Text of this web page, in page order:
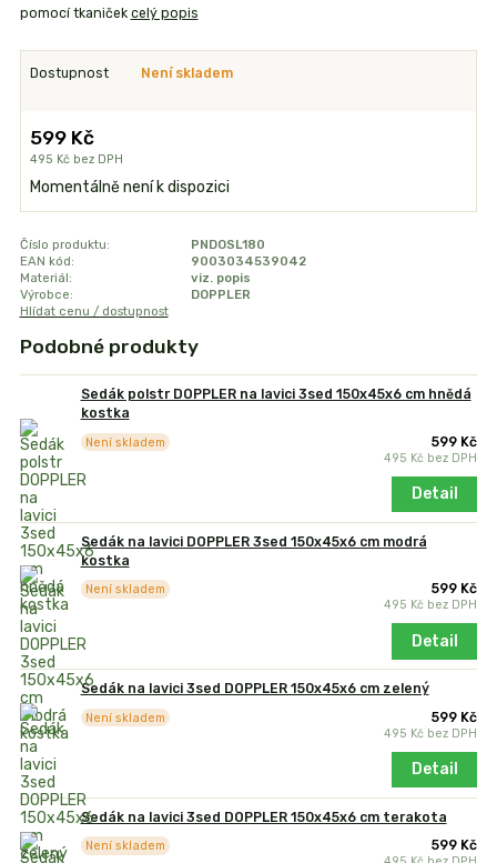
pomocí tkaniček celý popis
Dostupnost Není skladem
599 Kč
495 Kč bez DPH
Momentálně není k dispozici
Číslo produktu:
PNDOSL180
EAN kód:
9003034539042
Materiál:
viz. popis
Výrobce:
DOPPLER
Hlídat cenu / dostupnost
Podobné produkty
Sedák polstr DOPPLER na lavici 3sed 150x45x6 cm hnědá
kostka
599 Kč
495 Kč bez DPH
Není skladem
Detail
Sedák na lavici DOPPLER 3sed 150x45x6 cm modrá
kostka
599 Kč
495 Kč bez DPH
Není skladem
Detail
Sedák na lavici 3sed DOPPLER 150x45x6 cm zelený
599 Kč
495 Kč bez DPH
Není skladem
Detail
Sedák na lavici 3sed DOPPLER 150x45x6 cm terakota
599 Kč
Není skladem